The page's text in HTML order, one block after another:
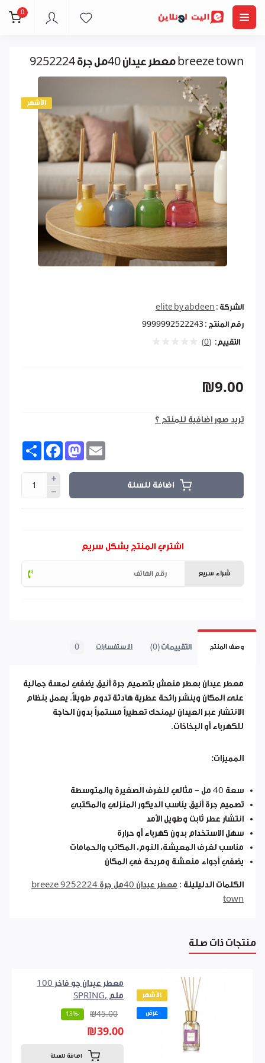
0
معطر عيدان 40مل جرة 9252224 breeze town
الأشهر
الشركة : elite by abdeen
رقم المنتج : 9999992522243
التقييم: (0)
₪9.00
تريد صور اضافية للمنتج ؟
Share FacebookMastodon
اضافة للسلة
اشتري المنتج بشكل سريع
شراء سريع
وصف المنتج التقييمات (0) الاستفسارات 0
معطر عيدان بعطر منعش بتصميم جرة أنيق يضفي لمسة جمالية
على المكان وينشر رائحة عطرية هادئة تدوم طويلاً. يعمل بنظام
الانتشار عبر العيدان ليمنحك تعطيراً مستمراً بدون الحاجة
للكهرباء أو البخاخات.
المميزات:
سعة 40 مل – مثالي للغرف الصغيرة والمتوسطة
تصميم جرة أنيق يناسب الديكور المنزلي والمكتبي
انتشار عطر ثابت وطويل الأمد
سهل الاستخدام بدون كهرباء أو حرارة
مناسب لغرف المعيشة، النوم، المكاتب والحمامات
يضفي أجواء منعشة ومريحة في المكان
الكلمات الدليليلة :
معطر عيدان 40مل جرة 9252224 breeze
town
منتجات ذات صلة
الأشهر
عرض
معطر عيدان جو فاخر 100
ملم ,SPRING
₪45.00
-13%
₪39.00
اضافة للسلة